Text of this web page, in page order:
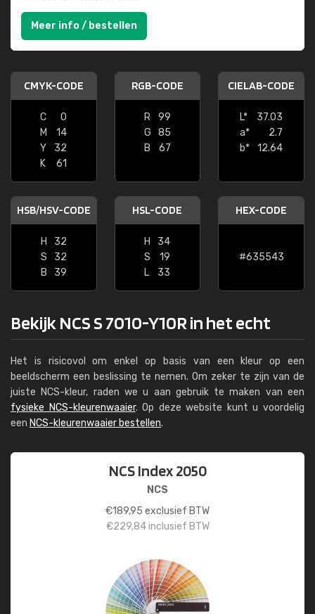
Meer info / bestellen
CMYK-CODE
C
0
M
14
Y
32
K
61
RGB-CODE
R
99
G
85
B
67
CIELAB-CODE
L*
37.03
a*
2.7
b*
12.64
HSB/HSV-CODE
H
32
S
32
B
39
HSL-CODE
H
34
S
19
L
33
HEX-CODE
#635543
Bekijk NCS S 7010-Y10R in het echt
Het is risicovol om enkel op basis van een kleur op een
beeldscherm een beslissing te nemen. Om zeker te zijn van de
juiste NCS-kleur, raden we u aan gebruik te maken van een
fysieke NCS-kleurenwaaier. Op deze website kunt u voordelig
een NCS-kleurenwaaier bestellen.
NCS Index 2050
NCS
€189,95 exclusief BTW
€229,84inclusief BTW